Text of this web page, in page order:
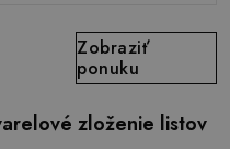
Zobraziť
ponuku
zloženie listov